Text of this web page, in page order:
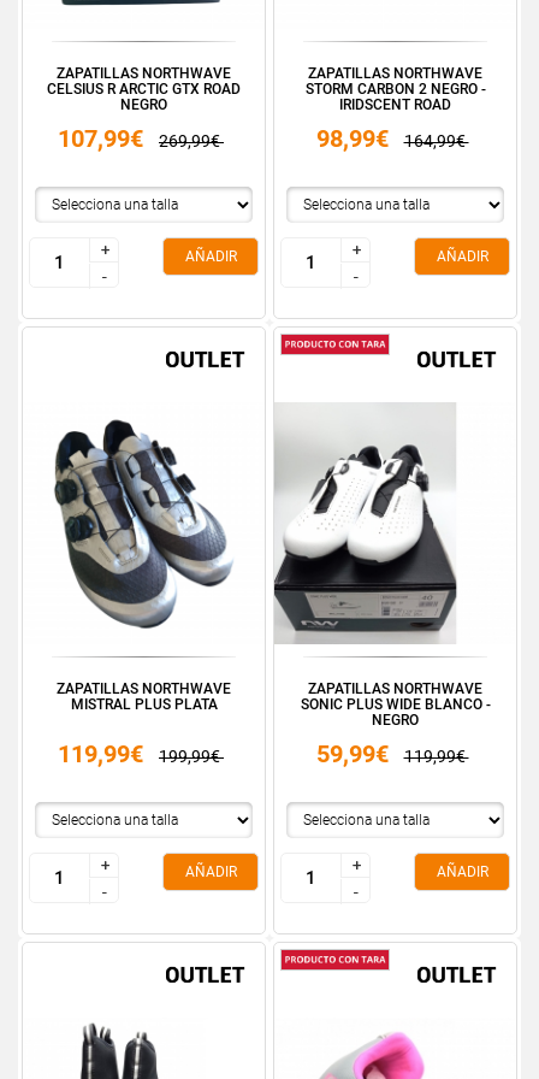
ZAPATILLAS NORTHWAVE
CELSIUS R ARCTIC GTX ROAD
NEGRO
107,99€ 269,99€
+
-
+
-
AÑADIR
ZAPATILLAS NORTHWAVE
STORM CARBON 2 NEGRO -
IRIDSCENT ROAD
98,99€ 164,99€
+
-
+
-
AÑADIR
ZAPATILLAS NORTHWAVE
MISTRAL PLUS PLATA
119,99€ 199,99€
+
-
+
-
AÑADIR
ZAPATILLAS NORTHWAVE
SONIC PLUS WIDE BLANCO -
NEGRO
59,99€ 119,99€
+
-
+
-
AÑADIR